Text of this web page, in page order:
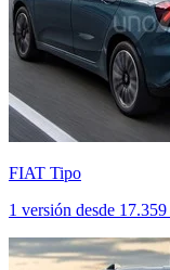
FIAT Tipo
1 versión desde 17.359